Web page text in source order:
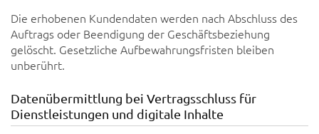
Die erhobenen Kundendaten werden nach Abschluss des
Auftrags oder Beendigung der Geschäftsbeziehung
gelöscht. Gesetzliche Aufbewahrungsfristen bleiben
unberührt.
Datenübermittlung bei Vertragsschluss für
Dienstleistungen und digitale Inhalte